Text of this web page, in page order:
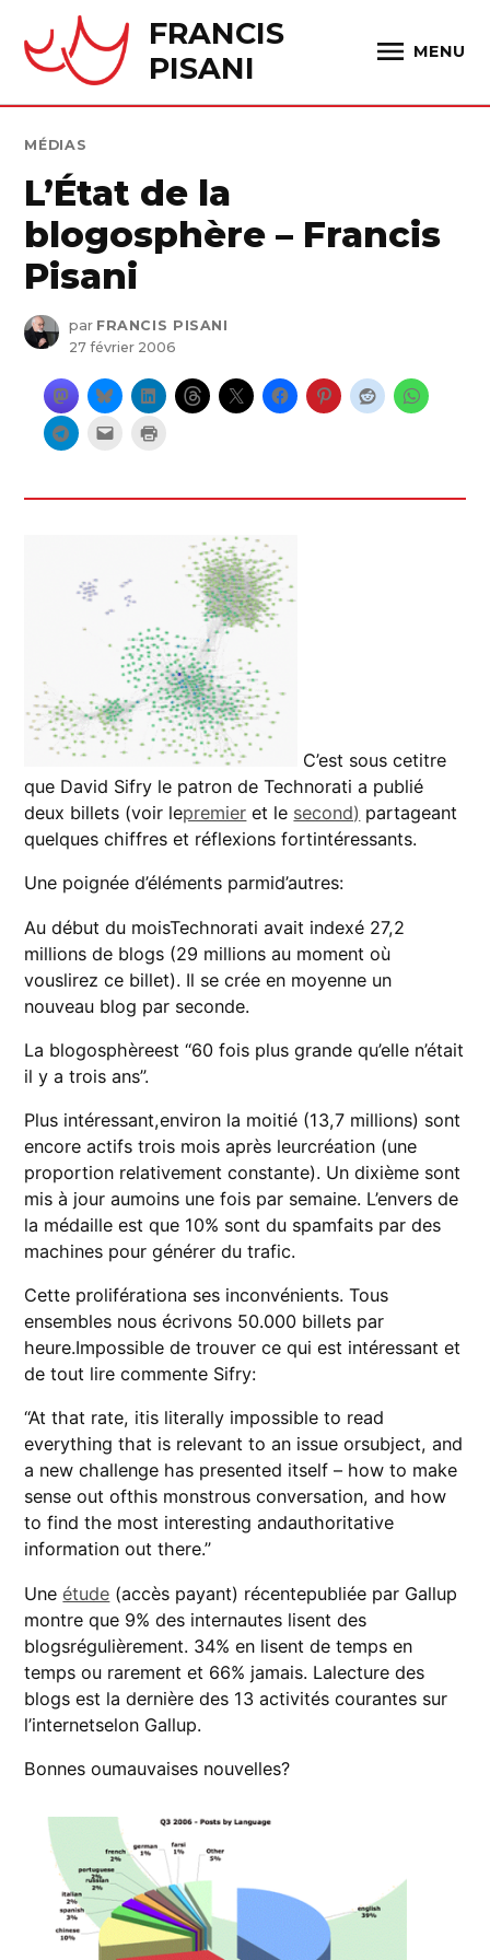
content
FRANCIS
PISANI
MENU
PUBLIÉ
MÉDIAS
L’État de la
blogosphère – Francis
Pisani
par FRANCIS PISANI
27 février 2006
C’est sous cetitre
que David Sifry le patron de Technorati a publié
deux billets (voir lepremier et le second) partageant
quelques chiffres et réflexions fortintéressants.
Une poignée d’éléments parmid’autres:
Au début du moisTechnorati avait indexé 27,2
millions de blogs (29 millions au moment où
vouslirez ce billet). Il se crée en moyenne un
nouveau blog par seconde.
La blogosphèreest “60 fois plus grande qu’elle n’était
il y a trois ans”.
Plus intéressant,environ la moitié (13,7 millions) sont
encore actifs trois mois après leurcréation (une
proportion relativement constante). Un dixième sont
mis à jour aumoins une fois par semaine. L’envers de
la médaille est que 10% sont du spamfaits par des
machines pour générer du trafic.
Cette proliférationa ses inconvénients. Tous
ensembles nous écrivons 50.000 billets par
heure.Impossible de trouver ce qui est intéressant et
de tout lire commente Sifry:
“At that rate, itis literally impossible to read
everything that is relevant to an issue orsubject, and
a new challenge has presented itself – how to make
sense out ofthis monstrous conversation, and how
to find the most interesting andauthoritative
information out there.”
Uneétude (accès payant) récentepubliée par Gallup
montre que 9% des internautes lisent des
blogsrégulièrement. 34% en lisent de temps en
temps ou rarement et 66% jamais. Lalecture des
blogs est la dernière des 13 activités courantes sur
l’internetselon Gallup.
Bonnes oumauvaises nouvelles?